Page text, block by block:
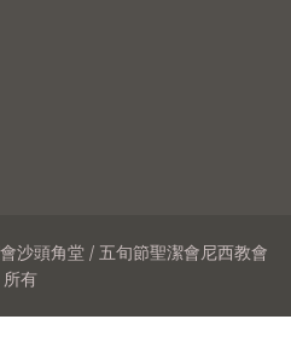
沙頭角堂 / 五旬節聖潔會尼西教會
所有